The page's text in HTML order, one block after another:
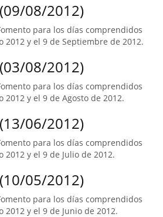
08/2012)
para los días comprendidos
2012 y el 9 de Septiembre de 2012.
08/2012)
para los días comprendidos
y el 9 de Agosto de 2012.
06/2012)
para los días comprendidos
y el 9 de Julio de 2012.
05/2012)
para los días comprendidos
y el 9 de Junio de 2012.